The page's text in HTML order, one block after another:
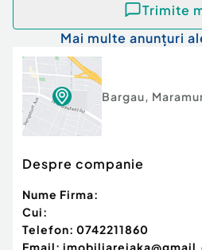
Trimite
Mai multe anunțuri
Bargau,
Despre companie
Nume Firma:
Cui:
Telefon: 0742211860
Email: